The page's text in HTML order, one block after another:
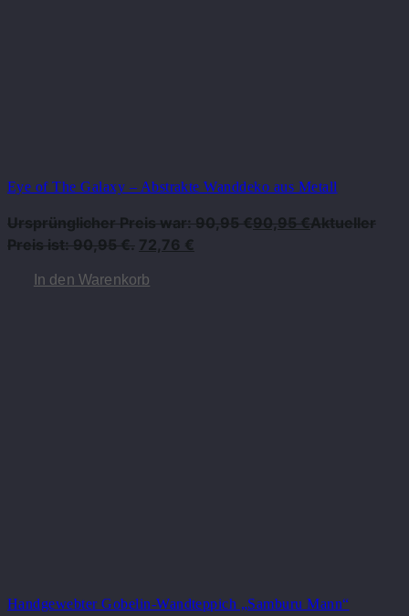
Eye of The Galaxy – Abstrakte Wanddeko aus Metall
Ursprünglicher Preis war: 90,95 €90,95€Aktueller
Preis ist: 90,95 €. 72,76 €
In den Warenkorb
Handgewebter Gobelin-Wandteppich „Samburu Mann“